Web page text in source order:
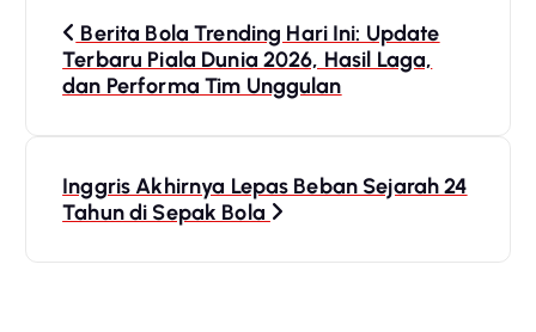
Berita Bola Trending Hari Ini: Update
Terbaru Piala Dunia 2026, Hasil Laga,
dan Performa Tim Unggulan
Inggris Akhirnya Lepas Beban Sejarah 24
Tahun di Sepak Bola